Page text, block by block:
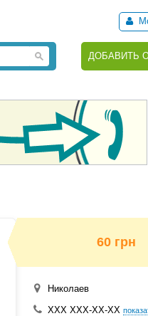
ДОБАВИТЬ
60 грн
Николаев
ХХХ ХХХ-ХХ-ХХ